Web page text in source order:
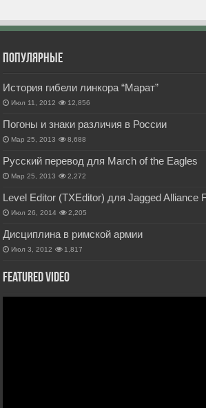
Популярные
История гибели линкора “Марат”
Июл 11, 2012 12,856
Погоны и знаки различия в России
Мар 25, 2013 8,688
Русский перевод для March of the Eagles
Мар 25, 2013 2,272
Level Editor (TXEditor) для Jagged Alliance
Июл 26, 2014 2,205
Дисциплина в римской армии
Июл 3, 2012 1,817
Featured Video